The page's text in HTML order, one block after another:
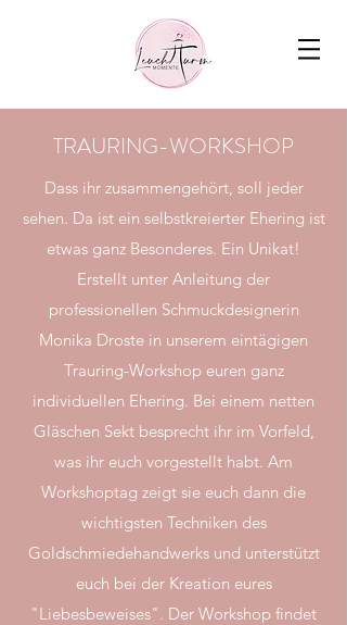
TRAURING-WORKSHOP
Dass ihr zusammengehört, soll jeder
sehen. Da ist ein selbstkreierter Ehering ist
etwas ganz Besonderes. Ein Unikat!
Erstellt unter Anleitung der
professionellen Schmuckdesignerin
Monika Droste in unserem eintägigen
Trauring-Workshop euren ganz
individuellen Ehering. Bei einem netten
Gläschen Sekt besprecht ihr im Vorfeld,
was ihr euch vorgestellt habt. Am
Workshoptag zeigt sie euch dann die
wichtigsten Techniken des
Goldschmiedehandwerks und unterstützt
euch bei der Kreation eures
"Liebesbeweises". Der Workshop findet